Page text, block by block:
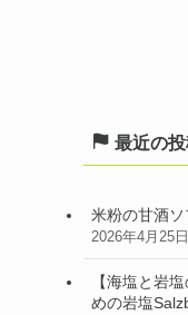
最近の
米粉の甘酒
2026年4月25日
【海塩と岩
めの岩塩